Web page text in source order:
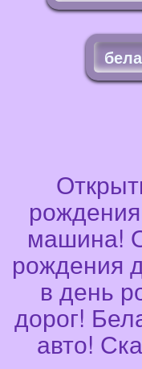
машина!
рождения
в день
дорог!
авто!